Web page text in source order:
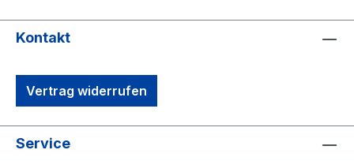
Kontakt
Vertrag widerrufen
Service